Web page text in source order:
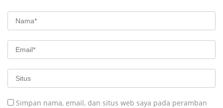
Simpan nama, email, dan situs web saya pada peramban